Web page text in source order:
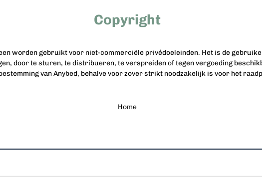
Copyright
worden gebruikt voor niet-commerciële privédoeleinden. Het is de
door te sturen, te distribueren, te verspreiden of tegen vergoeding
van Anybed, behalve voor zover strikt noodzakelijk is voor het
Home